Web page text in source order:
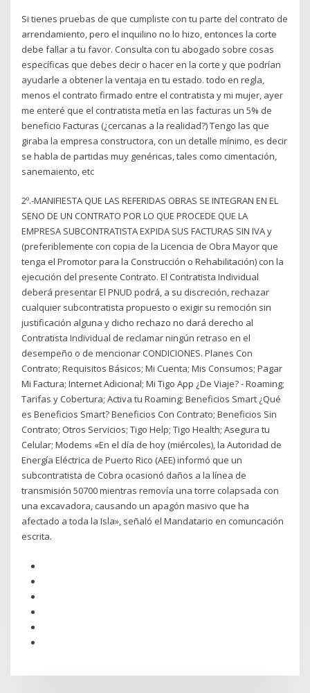
Si tienes pruebas de que cumpliste con tu parte del contrato de
arrendamiento, pero el inquilino no lo hizo, entonces la corte
debe fallar a tu favor. Consulta con tu abogado sobre cosas
específicas que debes decir o hacer en la corte y que podrían
ayudarle a obtener la ventaja en tu estado. todo en regla,
menos el contrato firmado entre el contratista y mi mujer, ayer
me enteré que el contratista metía en las facturas un 5% de
beneficio Facturas (¿cercanas a la realidad?) Tengo las que
giraba la empresa constructora, con un detalle mínimo, es decir
se habla de partidas muy genéricas, tales como cimentación,
sanemaiento, etc
2º.-MANIFIESTA QUE LAS REFERIDAS OBRAS SE INTEGRAN EN EL
SENO DE UN CONTRATO POR LO QUE PROCEDE QUE LA
EMPRESA SUBCONTRATISTA EXPIDA SUS FACTURAS SIN IVA y
(preferiblemente con copia de la Licencia de Obra Mayor que
tenga el Promotor para la Construcción o Rehabilitación) con la
ejecución del presente Contrato. El Contratista Individual
deberá presentar El PNUD podrá, a su discreción, rechazar
cualquier subcontratista propuesto o exigir su remoción sin
justificación alguna y dicho rechazo no dará derecho al
Contratista Individual de reclamar ningún retraso en el
desempeño o de mencionar CONDICIONES. Planes Con
Contrato; Requisitos Básicos; Mi Cuenta; Mis Consumos; Pagar
Mi Factura; Internet Adicional; Mi Tigo App ¿De Viaje? - Roaming;
Tarifas y Cobertura; Activa tu Roaming; Beneficios Smart ¿Qué
es Beneficios Smart? Beneficios Con Contrato; Beneficios Sin
Contrato; Otros Servicios; Tigo Help; Tigo Health; Asegura tu
Celular; Modems «En el día de hoy (miércoles), la Autoridad de
Energía Eléctrica de Puerto Rico (AEE) informó que un
subcontratista de Cobra ocasionó daños a la línea de
transmisión 50700 mientras removía una torre colapsada con
una excavadora, causando un apagón masivo que ha
afectado a toda la Isla», señaló el Mandatario en comuncación
escrita.